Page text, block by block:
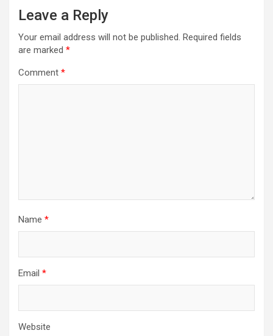
Leave a Reply
Your email address will not be published. Required fields
are marked *
Comment *
Name *
Email *
Website